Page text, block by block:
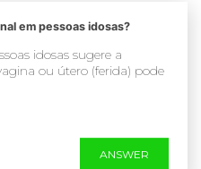
em pessoas idosas?
idosas sugere a
ou útero (ferida) pode
ANSWER